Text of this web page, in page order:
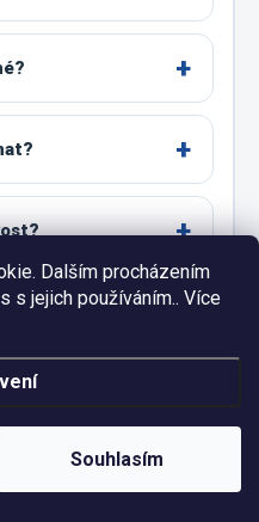
Dalším procházením
s jejich používáním.. Více
Souhlasím
ve všech